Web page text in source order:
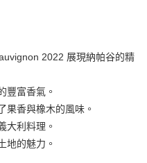
2022 展現納帕谷的精
豐富香氣。
果香與橡木的風味。
大利料理。
地的魅力。